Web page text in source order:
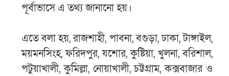
পূর্বাভাসে এ তথ্য জানানো হয়।
এতে বলা হয়, রাজশাহী, পাবনা, বগুড়া, ঢাকা, টাঙ্গাইল,
ময়মনসিংহ, ফরিদপুর, যশোর, কুষ্টিয়া, খুলনা, বরিশাল,
পটুয়াখালী, কুমিল্লা, নোয়াখালী, চট্টগ্রাম, কক্সবাজার ও